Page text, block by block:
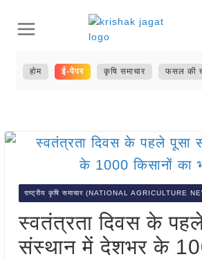
content
होम ई-पेपर कृषि समाचार फसल की
राष्ट्रीय कृषि समाचार (NATIONAL AGRICULTURE
स्वतंत्रता दिवस के
संस्थान में देशभर के